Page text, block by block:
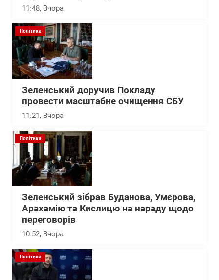
11:48, Вчора
Політика
Зеленський доручив Покладу
провести масштабне очищення СБУ
11:21, Вчора
Політика
Зеленський зібрав Буданова, Умєрова,
Арахамію та Кислицю на нараду щодо
переговорів
10:52, Вчора
Політика